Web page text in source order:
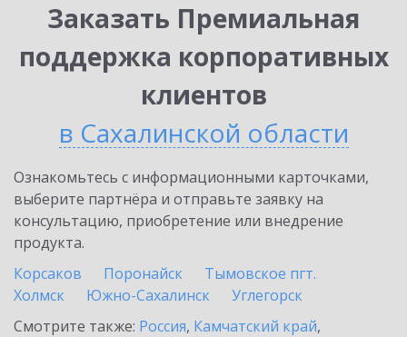
Заказать Премиальная
поддержка корпоративных
клиентов
в Сахалинской области
Ознакомьтесь с информационными карточками,
выберите партнёра и отправьте заявку на
консультацию, приобретение или внедрение
продукта.
Корсаков
Поронайск
Тымовское пгт.
Холмск
Южно-Сахалинск
Углегорск
Смотрите также: Россия, Камчатский край,